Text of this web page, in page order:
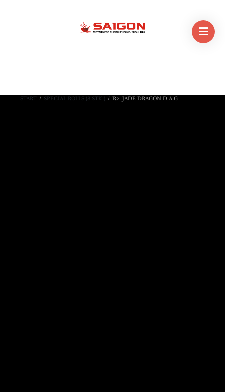
START / SPECIAL ROLLS (8 STK.) / R2. JADE DRAGON D,A,G